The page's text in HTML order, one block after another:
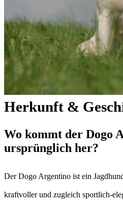
Herkunft &
Wo kommt der Dogo
ursprünglich her?
Der Dogo Argentino ist ein
kraftvoller und zugleich sportlich-